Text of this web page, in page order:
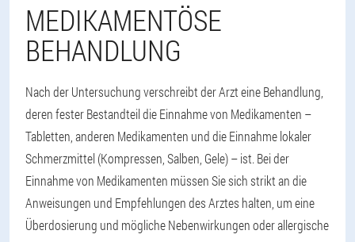
MEDIKAMENTÖSE
BEHANDLUNG
Nach der Untersuchung verschreibt der Arzt eine Behandlung,
deren fester Bestandteil die Einnahme von Medikamenten –
Tabletten, anderen Medikamenten und die Einnahme lokaler
Schmerzmittel (Kompressen, Salben, Gele) – ist. Bei der
Einnahme von Medikamenten müssen Sie sich strikt an die
Anweisungen und Empfehlungen des Arztes halten, um eine
Überdosierung und mögliche Nebenwirkungen oder allergische